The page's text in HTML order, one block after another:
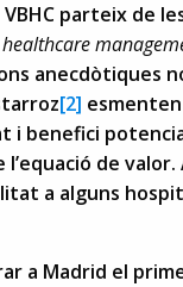
parteix de
anecdòtiques
[2]
benefici
de
a alguns
a Madrid el